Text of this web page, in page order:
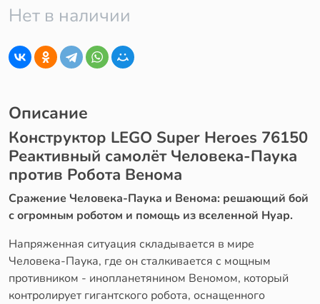
Нет в наличии
Описание
Конструктор LEGO Super Heroes 76150
Реактивный самолёт Человека-Паука
против Робота Венома
Сражение Человека-Паука и Венома: решающий бой
с огромным роботом и помощь из вселенной Нуар.
Напряженная ситуация складывается в мире
Человека-Паука, где он сталкивается с мощным
противником - инопланетянином Веномом, который
контролирует гигантского робота, оснащенного